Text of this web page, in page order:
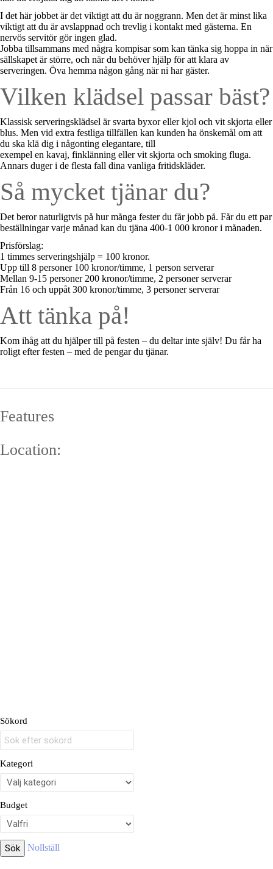
I det här jobbet är det viktigt att du är noggrann. Men det är minst lika
viktigt att du är avslappnad och trevlig i kontakt med gästerna. En
nervös servitör gör ingen glad.
Jobba tillsammans med några kompisar som kan tänka sig hoppa in när
sällskapet är större, och när du behöver hjälp för att klara av
serveringen. Öva hemma någon gång när ni har gäster.
Vilken klädsel passar bäst?
Klassisk serveringsklädsel är svarta byxor eller kjol och vit skjorta eller
blus. Men vid extra festliga tillfällen kan kunden ha önskemål om att
du ska klä dig i någonting elegantare, till
exempel en kavaj, finklänning eller vit skjorta och smoking fluga.
Annars duger i de flesta fall dina vanliga fritidskläder.
Så mycket tjänar du?
Det beror naturligtvis på hur många fester du får jobb på. Får du ett par
beställningar varje månad kan du tjäna 400-1 000 kronor i månaden.
Prisförslag:
1 timmes serveringshjälp = 100 kronor.
Upp till 8 personer 100 kronor/timme, 1 person serverar
Mellan 9-15 personer 200 kronor/timme, 2 personer serverar
Från 16 och uppåt 300 kronor/timme, 3 personer serverar
Att tänka på!
Kom ihåg att du hjälper till på festen – du deltar inte själv! Du får ha
roligt efter festen – med de pengar du tjänar.
Features
Location:
Sökord
Kategori
Budget
Nollställ